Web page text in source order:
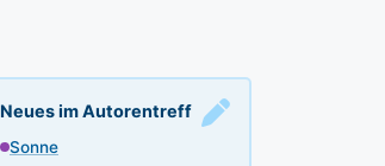
Neues im Autorentreff
Sonne